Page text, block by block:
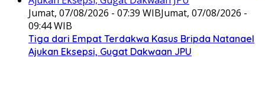
Jumat, 07/08/2026 - 07:39 WIBJumat, 07/08/2026 -
09:44 WIB
Tiga dari Empat Terdakwa Kasus Bripda Natanael
Ajukan Eksepsi, Gugat Dakwaan JPU